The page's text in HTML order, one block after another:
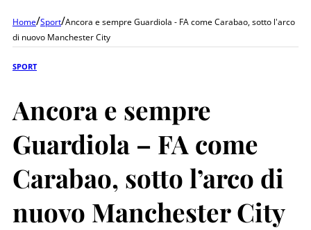
Home/Sport/Ancora e sempre Guardiola - FA come Carabao, sotto l'arco
di nuovo Manchester City
SPORT
Ancora e sempre
Guardiola – FA come
Carabao, sotto l’arco di
nuovo Manchester City